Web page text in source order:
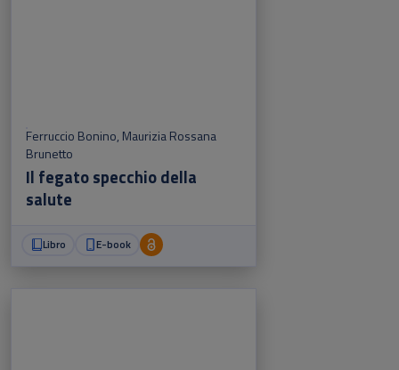
Ferruccio Bonino, Maurizia Rossana
Brunetto
Il fegato specchio della
salute
Libro E-book